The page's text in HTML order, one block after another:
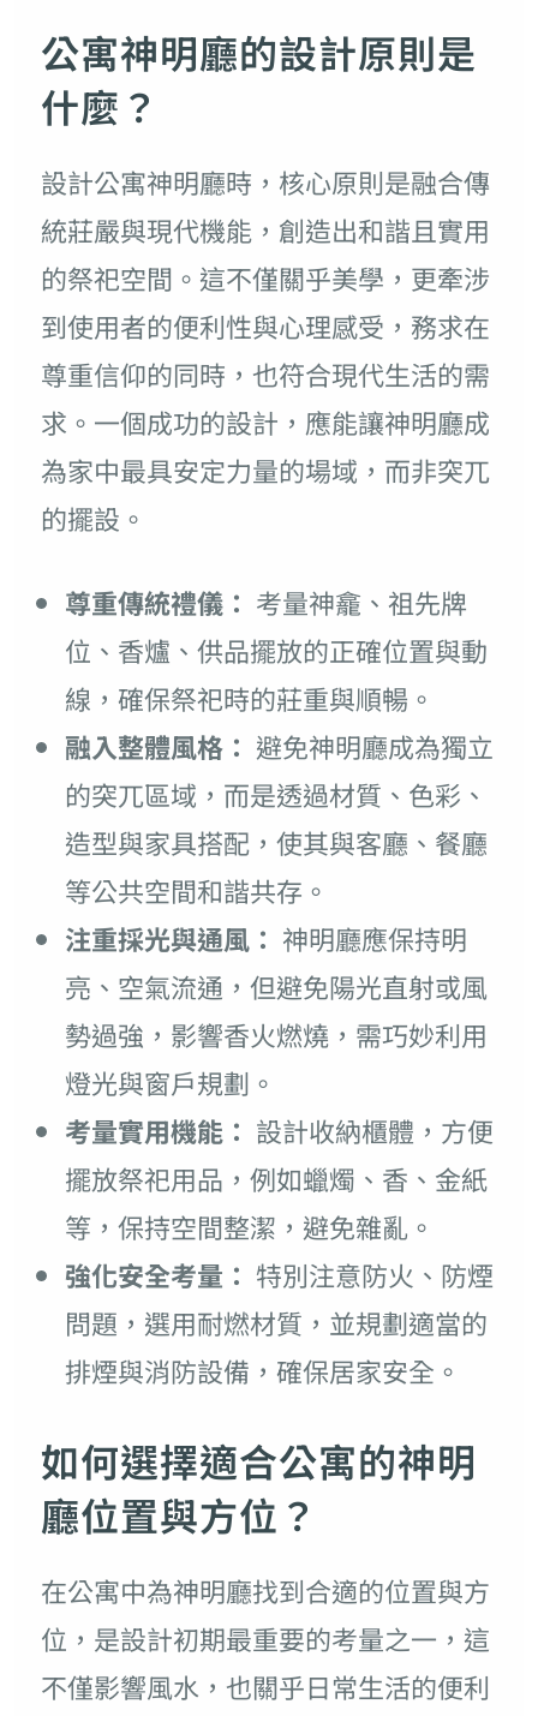
公寓神明廳的設計原則是
什麼？
設計公寓神明廳時，核心原則是融合傳
統莊嚴與現代機能，創造出和諧且實用
的祭祀空間。這不僅關乎美學，更牽涉
到使用者的便利性與心理感受，務求在
尊重信仰的同時，也符合現代生活的需
求。一個成功的設計，應能讓神明廳成
為家中最具安定力量的場域，而非突兀
的擺設。
尊重傳統禮儀： 考量神龕、祖先牌
位、香爐、供品擺放的正確位置與動
線，確保祭祀時的莊重與順暢。
融入整體風格： 避免神明廳成為獨立
的突兀區域，而是透過材質、色彩、
造型與家具搭配，使其與客廳、餐廳
等公共空間和諧共存。
注重採光與通風： 神明廳應保持明
亮、空氣流通，但避免陽光直射或風
勢過強，影響香火燃燒，需巧妙利用
燈光與窗戶規劃。
考量實用機能： 設計收納櫃體，方便
擺放祭祀用品，例如蠟燭、香、金紙
等，保持空間整潔，避免雜亂。
強化安全考量： 特別注意防火、防煙
問題，選用耐燃材質，並規劃適當的
排煙與消防設備，確保居家安全。
如何選擇適合公寓的神明
廳位置與方位？
在公寓中為神明廳找到合適的位置與方
位，是設計初期最重要的考量之一，這
不僅影響風水，也關乎日常生活的便利